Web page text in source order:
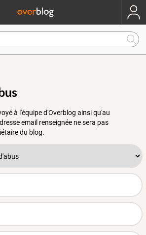
à l'équipe d'Overblog ainsi qu'au
email renseignée ne sera pas
du blog.